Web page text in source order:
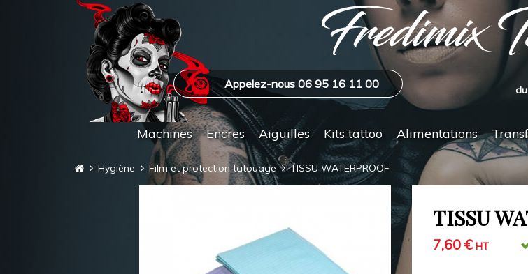
Appelez-nous 06 95 16 11 00
Machines Encres Aiguilles Kits tattoo Alimentations
Hygiène Film et protection tatouage TISSU WATERPROOF
TISSU
7,60 €HT